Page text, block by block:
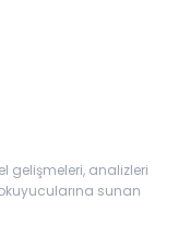
gelişmeleri, analizleri
sunan